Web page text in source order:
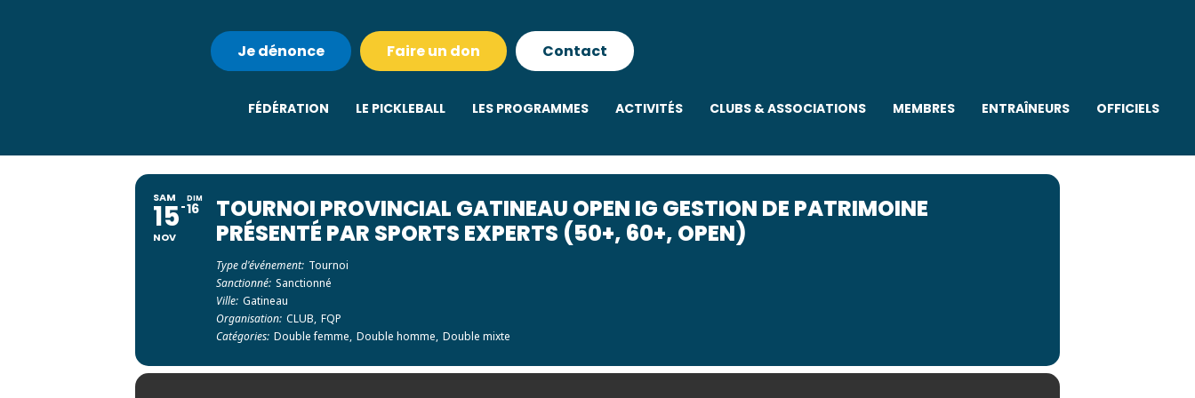
Je dénonce Faire un don Contact
FÉDÉRATION LE PICKLEBALL LES PROGRAMMES ACTIVITÉS CLUBS & ASSOCIATIONS MEMBRES ENTRAÎNEURS OFFICIELS
SAM
15
NOV
DIM
16
TOURNOI PROVINCIAL GATINEAU OPEN IG GESTION DE PATRIMOINE
PRÉSENTÉ PAR SPORTS EXPERTS (50+, 60+, OPEN)
Type d'événement: Tournoi
Sanctionné: Sanctionné
Ville: Gatineau
Organisation: CLUB, FQP
Catégories: Double femme, Double homme, Double mixte